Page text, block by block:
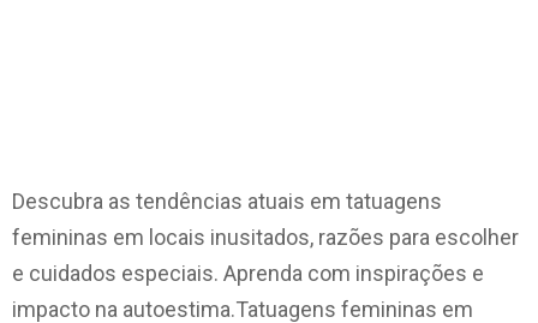
Descubra as tendências atuais em tatuagens
femininas em locais inusitados, razões para escolher
e cuidados especiais. Aprenda com inspirações e
impacto na autoestima.Tatuagens femininas em